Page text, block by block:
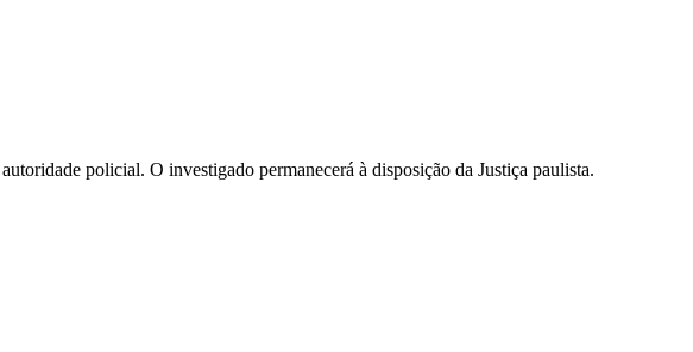
policial. O investigado permanecerá à disposição da Justiça paulista.